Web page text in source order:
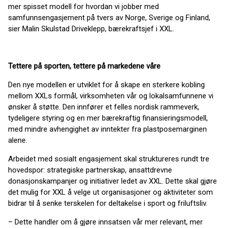
mer spisset modell for hvordan vi jobber med
samfunnsengasjement på tvers av Norge, Sverige og Finland,
sier Malin Skulstad Driveklepp, bærekraftsjef i XXL.
Tettere på sporten, tettere på markedene våre
Den nye modellen er utviklet for å skape en sterkere kobling
mellom XXLs formål, virksomheten vår og lokalsamfunnene vi
ønsker å støtte. Den innfører et felles nordisk rammeverk,
tydeligere styring og en mer bærekraftig finansieringsmodell,
med mindre avhengighet av inntekter fra plastposemarginen
alene.
Arbeidet med sosialt engasjement skal struktureres rundt tre
hovedspor: strategiske partnerskap, ansattdrevne
donasjonskampanjer og initiativer ledet av XXL. Dette skal gjøre
det mulig for XXL å velge ut organisasjoner og aktiviteter som
bidrar til å senke terskelen for deltakelse i sport og friluftsliv.
– Dette handler om å gjøre innsatsen vår mer relevant, mer